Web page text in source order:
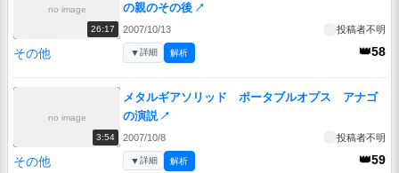
no image
26:17
の親のその後 ↗
2007/10/13 投稿者不明
その他 👑58
▼詳細 解析
no image
3:54
メタルギアソリッド ポータブルオプス アナゴ
の演説 ↗
2007/10/8 投稿者不明
その他 👑59
▼詳細 解析